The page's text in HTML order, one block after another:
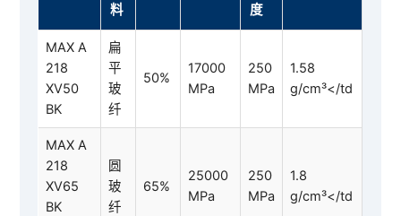
料
度
MAX A
218
XV50
BK
扁
平
玻
纤
50%
17000
MPa
250
MPa
1.58
g/cm³</td
MAX A
218
XV65
BK
圆
玻
纤
65%
25000
MPa
250
MPa
1.8
g/cm³</td